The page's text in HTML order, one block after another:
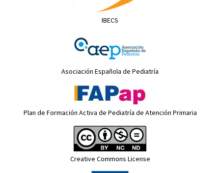
IBECS
Asociación Española de Pediatría
Plan de Formación Activa de Pediatría de Atención Primaria
Creative Commons License